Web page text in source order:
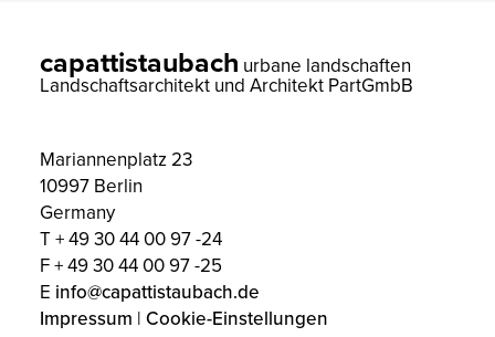
capattistaubach urbane landschaften
Landschaftsarchitekt und Architekt PartGmbB
Mariannenplatz 23
10997 Berlin
Germany
T + 49 30 44 00 97 -24
F + 49 30 44 00 97 -25
E info@capattistaubach.de
Impressum | Cookie-Einstellungen